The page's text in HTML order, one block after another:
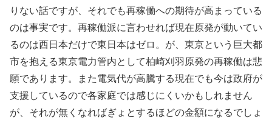
りない話ですが、それでも再稼働への期待が高まっている
のは事実です。再稼働派に言わせれば現在原発が動いてい
るのは西日本だけで東日本はゼロ。が、東京という巨大都
市を抱える東京電力管内として柏崎刈羽原発の再稼働は悲
願であります。また電気代が高騰する現在でも今は政府が
支援しているので各家庭では感じにくいかもしれません
が、それが無くなればぎょとするほどの金額になるでしょ